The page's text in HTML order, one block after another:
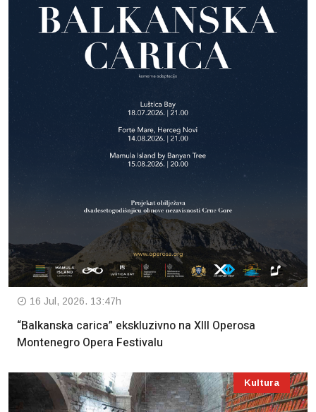
16 Jul, 2026. 13:47h
“Balkanska carica” ekskluzivno na XIII Operosa
Montenegro Opera Festivalu
Kultura